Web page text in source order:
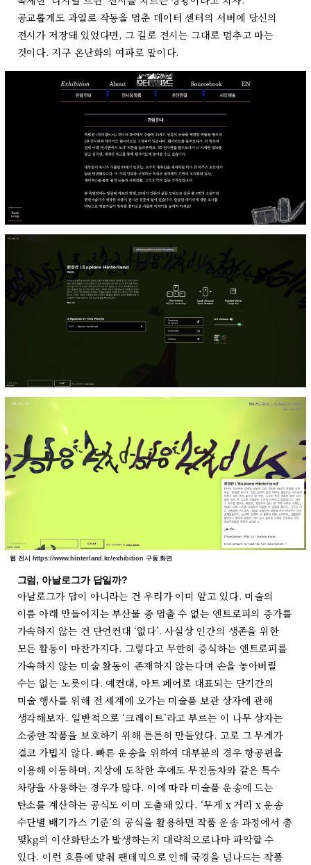
공교롭게도 과열로 작동을 멈춘 데이터 센터의 서버에 당신의
전시가 저장돼 있었다면, 그 길로 전시는 그대로 멈추고 마는
것이다. 지구 온난화의 여파로 말이다.
웹 전시 https://www.hinterland.kr/exhibition 구동 화면
그럼, 아날로그가 답일까?
아날로그가 답이 아니라는 건 우리가 이미 알고 있다. 미술의
이름 아래 만들어지는 부산물 중 멈출 수 없는 엔트로피의 증가를
가속하지 않는 건 단언컨대 ‘없다’. 사실상 인간의 생존을 위한
모든 활동이 마찬가지다. 그렇다고 무한히 증식하는 엔트로피를
가속하지 않는 미술 활동이 존재하지 않는다며 손을 놓아버릴
수는 없는 노릇이다. 예컨대, 아트 페어로 대표되는 단기간의
미술 행사를 위해 전 세계에 오가는 미술품 보관 상자에 관해
생각해보자. 일반적으로 ‘크레이트’라고 부르는 이 나무 상자는
소중한 작품을 보호하기 위해 튼튼히 만들었다. 고로 그 무게가
결코 가볍지 않다. 빠른 운송을 위하여 대부분의 경우 항공편을
이용해 이동하며, 지상에 도착한 후에도 무진동차와 같은 특수
차량을 사용하는 경우가 많다. 이에 따라 미술품 운송에 드는
탄소를 계산하는 공식도 이미 도출돼 있다. ‘무게 x 거리 x 운송
수단별 배기가스 기준’의 공식을 활용하면 작품 운송 과정에서 총
몇kg의 이산화탄소가 발생하는지 대략적으로나마 파악할 수
있다. 이런 흐름에 맞춰 팬데믹으로 인해 국경을 넘나드는 작품